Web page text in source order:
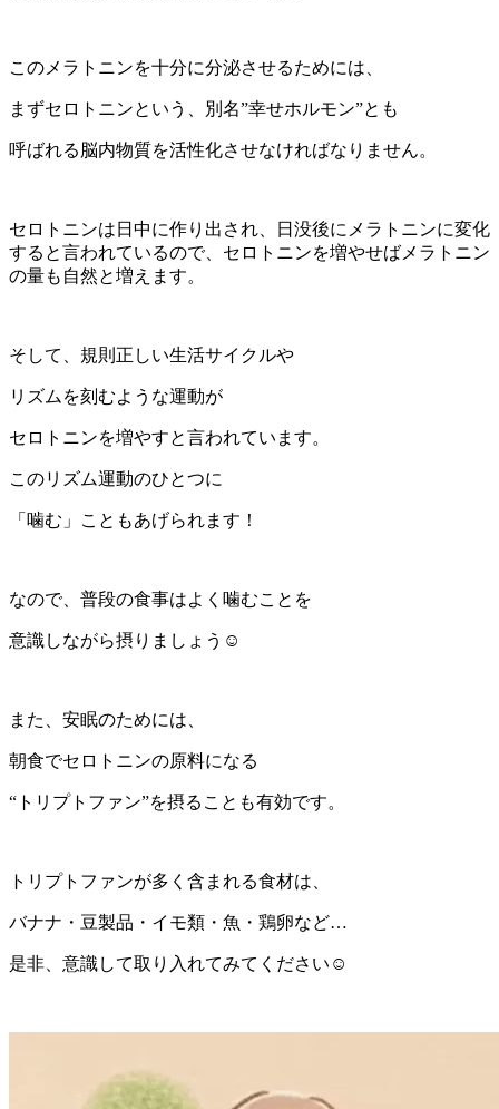
このメラトニンを十分に分泌させるためには、
まずセロトニンという、別名”幸せホルモン”とも
呼ばれる脳内物質を活性化させなければなりません。
セロトニンは日中に作り出され、
日没後にメラトニンに変化
すると言われているので、 セロトニンを増やせばメラトニン
の量も自然と増えます。
そして、規則正しい生活サイクルや
リズムを刻むような運動が
セロトニンを増やすと言われています。
このリズム運動のひとつに
「噛む」こともあげられます！
なので、 普段の食事はよく噛むこと を
意識しながら摂りましょう☺︎
また、安眠のためには、
朝食でセロトニンの原料になる
“トリプトファン”を摂ることも有効です。
トリプトファンが多く含まれる食材は、
バナナ・豆製品・イモ類・魚・鶏卵など…
是非、意識して取り入れてみてください☺︎